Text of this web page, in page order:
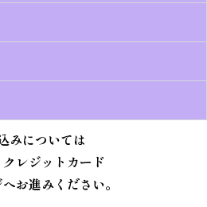
みについては
レジットカード
お進みください。